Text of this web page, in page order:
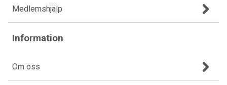
Medlemshjälp
Information
Om oss